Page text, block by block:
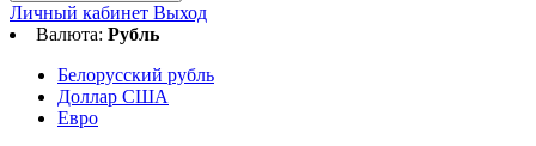
Личный кабинет Выход
Валюта: Рубль
Белорусский рубль
Доллар США
Евро